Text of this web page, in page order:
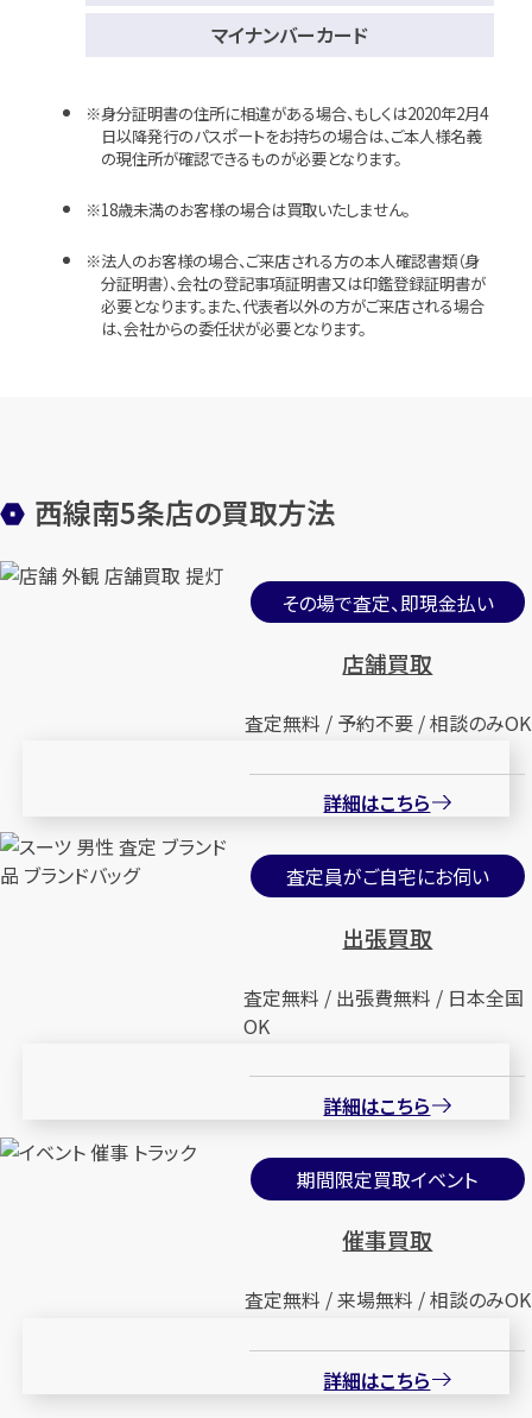
マイナンバーカード
身分証明書の住所に相違がある場合、もしくは2020年2月4
日以降発行のパスポートをお持ちの場合は、ご本人様名義
の現住所が確認できるものが必要となります。
18歳未満のお客様の場合は買取いたしません。
法人のお客様の場合、ご来店される方の本人確認書類（身
分証明書）、会社の登記事項証明書又は印鑑登録証明書が
必要となります。また、代表者以外の方がご来店される場合
は、会社からの委任状が必要となります。
西線南5条店の買取方法
その場で査定、即現金払い
店舗買取
査定無料 / 予約不要 / 相談のみOK
詳細はこちら
査定員がご自宅にお伺い
出張買取
査定無料 / 出張費無料 / 日本全国
OK
詳細はこちら
期間限定買取イベント
催事買取
査定無料 / 来場無料 / 相談のみOK
詳細はこちら